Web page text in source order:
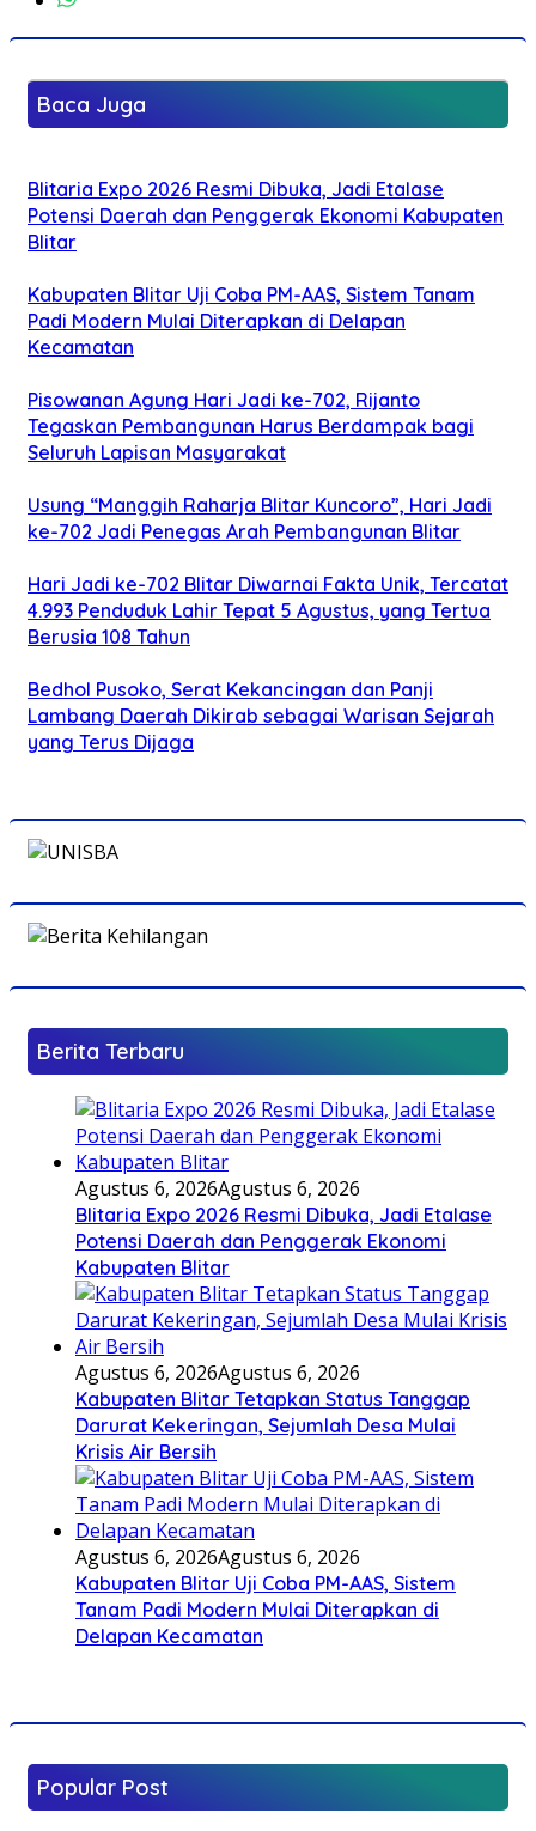
Baca Juga
Blitaria Expo 2026 Resmi Dibuka, Jadi Etalase
Potensi Daerah dan Penggerak Ekonomi Kabupaten
Blitar
Kabupaten Blitar Uji Coba PM-AAS, Sistem Tanam
Padi Modern Mulai Diterapkan di Delapan
Kecamatan
Pisowanan Agung Hari Jadi ke-702, Rijanto
Tegaskan Pembangunan Harus Berdampak bagi
Seluruh Lapisan Masyarakat
Usung “Manggih Raharja Blitar Kuncoro”, Hari Jadi
ke-702 Jadi Penegas Arah Pembangunan Blitar
Hari Jadi ke-702 Blitar Diwarnai Fakta Unik, Tercatat
4.993 Penduduk Lahir Tepat 5 Agustus, yang Tertua
Berusia 108 Tahun
Bedhol Pusoko, Serat Kekancingan dan Panji
Lambang Daerah Dikirab sebagai Warisan Sejarah
yang Terus Dijaga
Berita Terbaru
Agustus 6, 2026Agustus 6, 2026
Blitaria Expo 2026 Resmi Dibuka, Jadi Etalase
Potensi Daerah dan Penggerak Ekonomi
Kabupaten Blitar
Agustus 6, 2026Agustus 6, 2026
Kabupaten Blitar Tetapkan Status Tanggap
Darurat Kekeringan, Sejumlah Desa Mulai
Krisis Air Bersih
Agustus 6, 2026Agustus 6, 2026
Kabupaten Blitar Uji Coba PM-AAS, Sistem
Tanam Padi Modern Mulai Diterapkan di
Delapan Kecamatan
Popular Post